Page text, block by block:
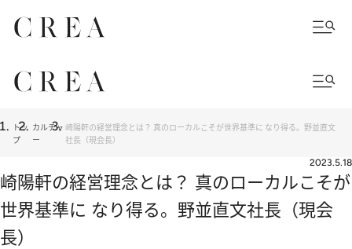
トッ
プ
カルチャ
ー
崎陽軒の経営理念とは？ 真のローカルこそが世界基準に なり得る。野並直文
社長（現会長）
2023.5.18
崎陽軒の経営理念とは？ 真のローカルこそが
世界基準に なり得る。野並直文社長（現会
長）